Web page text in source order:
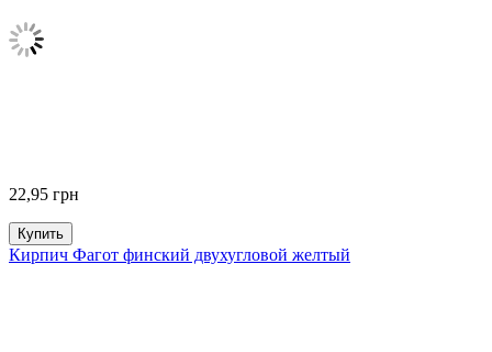
22,95 грн
Купить
Кирпич Фагот финский двухугловой желтый